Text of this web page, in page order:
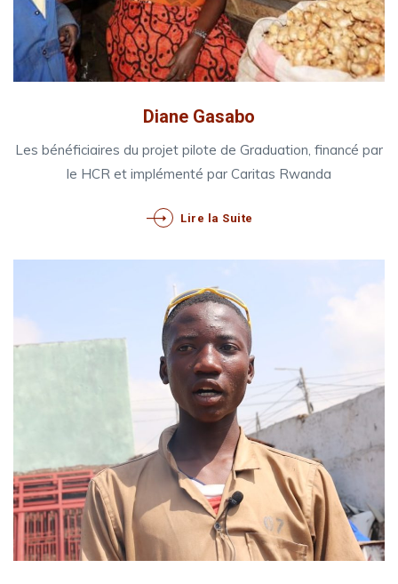
Diane Gasabo
Les bénéficiaires du projet pilote de Graduation, financé par
le HCR et implémenté par Caritas Rwanda
Lire la Suite